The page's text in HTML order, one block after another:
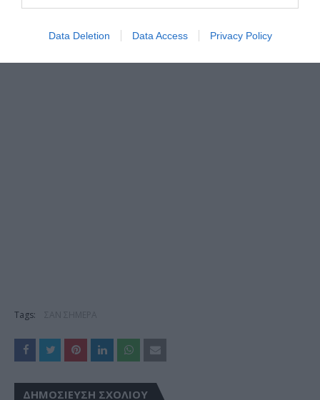
Data Deletion Data Access Privacy Policy
Tags:
ΔΗΜΟΣΊΕΥΣΗ ΣΧΟΛΊΟΥ